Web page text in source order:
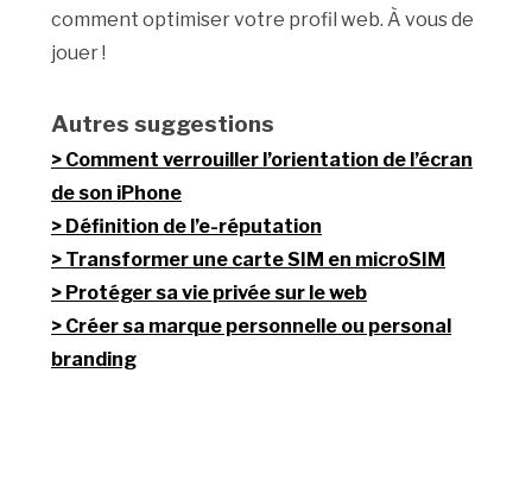
comment optimiser votre profil web. À vous de
jouer !
Autres suggestions
Comment verrouiller l’orientation de l’écran
de son iPhone
Définition de l’e-réputation
Transformer une carte SIM en microSIM
Protéger sa vie privée sur le web
Créer sa marque personnelle ou personal
branding